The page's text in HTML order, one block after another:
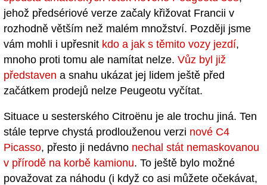
jehož předsériové verze začaly křižovat Francii v
rozhodně větším než malém množství. Později jsme
vám mohli i upřesnit kdo a jak s těmito vozy jezdí,
mnoho proti tomu ale namítat nelze. Vůz byl již
představen a snahu ukázat jej lidem ještě před
začátkem prodejů nelze Peugeotu vyčítat.
Situace u sesterského Citroënu je ale trochu jiná. Ten
stále teprve chystá prodlouženou verzi nové C4
Picasso, přesto ji nedávno nechal stát nemaskovanou
v přírodě na korbě kamionu. To ještě bylo možné
považovat za náhodu (i když co asi můžete očekávat,